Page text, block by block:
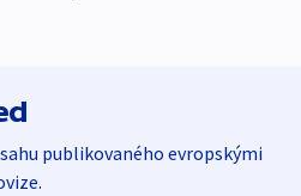
publikovaného evropskými